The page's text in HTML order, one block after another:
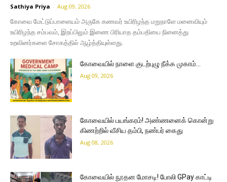
Sathiya Priya - Aug 09, 2026
கோவை மேட்டுப்பாளையம் அருகே கணவர் உயிரிழந்த மறுநாளே மனைவியும்
உயிரிழந்த சம்பவம், இறப்பிலும் இணை பிரியாத தம்பதியை நினைத்து
உறவினர்களை சோகத்தில் ஆழ்த்தியுள்ளது.
கோவையில் நாளை குடற்புழு நீக்க முகாம்…
Aug 09, 2026
கோவையில் பயங்கரம்! அண்ணனைக் கொன்று
கிணற்றில் வீசிய தம்பி, நண்பர் கைது
Aug 08, 2026
கோவையில் நூதன மோசடி! போலி GPay காட்டி